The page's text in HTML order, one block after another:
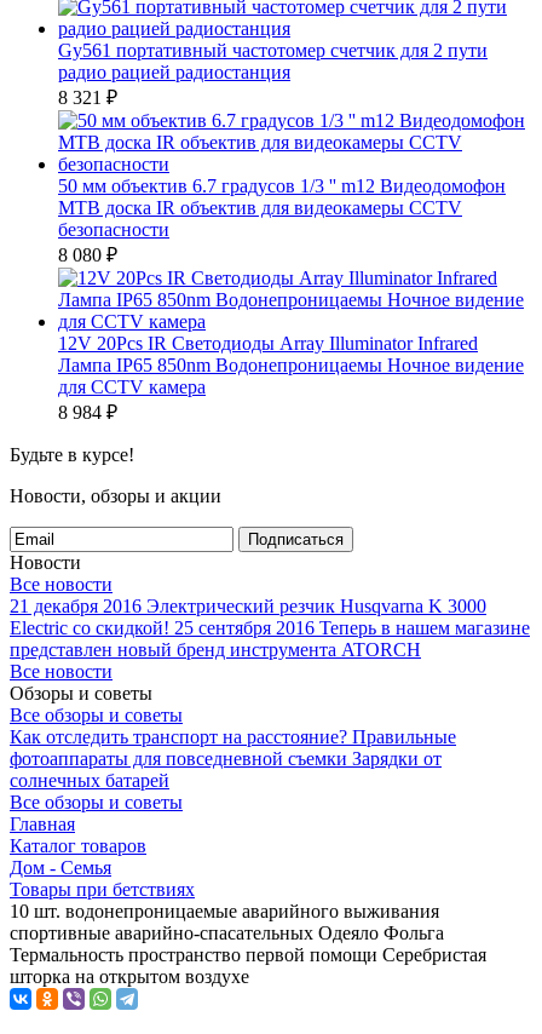
Gy561 портативный частотомер счетчик для 2 пути
радио рацией радиостанция
8 321 ₽
50 мм объектив 6.7 градусов 1/3 '' m12 Видеодомофон
МТВ доска IR объектив для видеокамеры CCTV
безопасности
8 080 ₽
12V 20Pcs IR Светодиоды Array Illuminator Infrared
Лампа IP65 850nm Водонепроницаемы Ночное видение
для CCTV камера
8 984 ₽
Будьте в курсе!
Новости, обзоры и акции
Подписаться
Новости
Все новости
21 декабря 2016 Электрический резчик Husqvarna K 3000
Electric со скидкой! 25 сентября 2016 Теперь в нашем магазине
представлен новый бренд инструмента ATORCH
Все новости
Обзоры и советы
Все обзоры и советы
Как отследить транспорт на расстояние? Правильные
фотоаппараты для повседневной съемки Зарядки от
солнечных батарей
Все обзоры и советы
Главная
Каталог товаров
Дом - Семья
Товары при бетствиях
10 шт. водонепроницаемые аварийного выживания
спортивные аварийно-спасательных Одеяло Фольга
Термальность пространство первой помощи Серебристая
шторка на открытом воздухе